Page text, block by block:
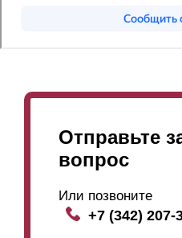
Отправьте
вопрос
Или позвоните
+7 (342) 207-